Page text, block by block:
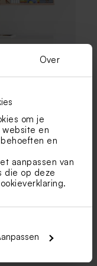
Over
om je
en
en
aanpassen van
die op deze
.
en